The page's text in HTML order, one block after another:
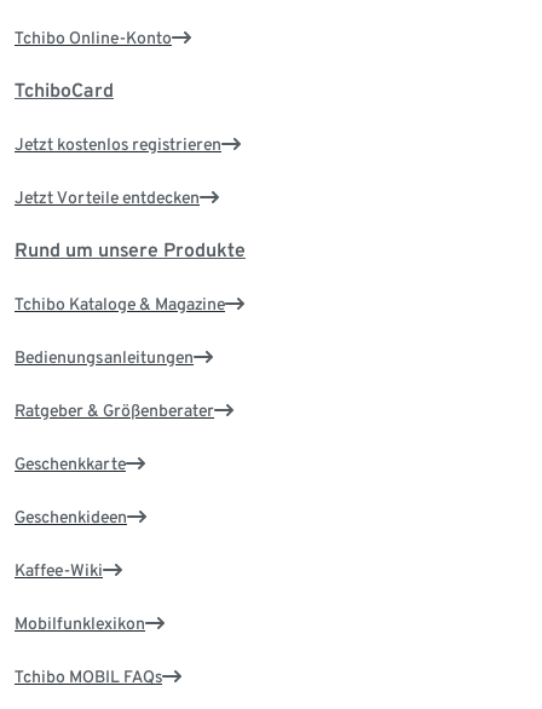
Tchibo Online-Konto
TchiboCard
Jetzt kostenlos registrieren
Jetzt Vorteile entdecken
Rund um unsere Produkte
Tchibo Kataloge & Magazine
Bedienungsanleitungen
Ratgeber & Größenberater
Geschenkkarte
Geschenkideen
Kaffee-Wiki
Mobilfunklexikon
Tchibo MOBIL FAQs